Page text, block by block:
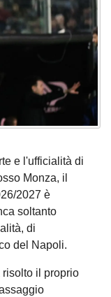
e l'ufficialità di
Monza, il
2027 è
soltanto
di
del Napoli.
risolto il proprio